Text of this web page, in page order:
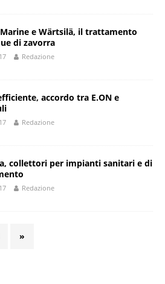
e Wärtsilä, il trattamento
di zavorra
Redazione
accordo tra E.ON e
Redazione
collettori per impianti sanitari e di
Redazione
»